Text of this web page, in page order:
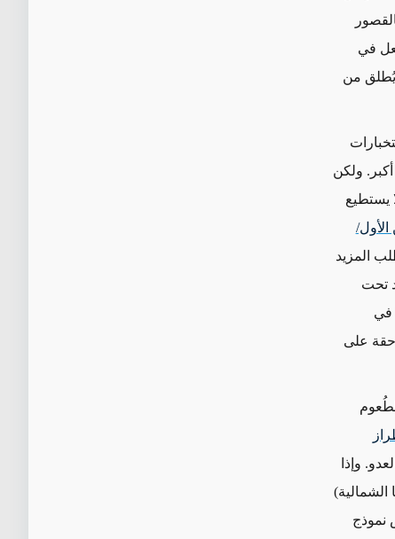
في
يُطلق من
أكبر. ولكن
يستطيع
في 26 تشرين الأول/
المزيد
تحت
في
على
وإذا
الشمالية)
نموذج